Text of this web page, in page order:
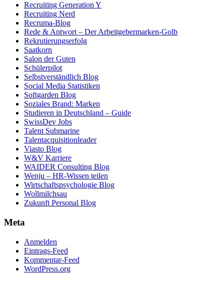
Recruiting Generation Y
Recruiting Nerd
Recruma-Blog
Rede & Antwort – Der Arbeitgebermarken-Golb
Rekrutierungserfolg
Saatkorn
Salon der Guten
Schülerpilot
Selbstverständlich Blog
Social Media Statistiken
Softgarden Blog
Soziales Brand: Marken
Studieren in Deutschland – Guide
SwissDev Jobs
Talent Submarine
Talentacquisitionleader
Viasto Blog
W&V Karriere
WAIDER Consulting Blog
Wenju – HR-Wissen teilen
Wirtschaftspsychologie Blog
Wollmilchsau
Zukunft Personal Blog
Meta
Anmelden
Eintrags-Feed
Kommentar-Feed
WordPress.org